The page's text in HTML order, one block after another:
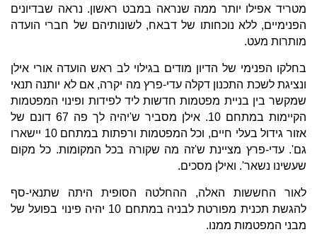
מטריד אפילו יותר ממה שנראה במבט ראשון. נראה שבדיונים
הפנימיים, ללא נוכחותו של דבאח, לשונותיהם של חברי הועדה
מותרות מעט.
בחלקו הפנימי של הדיון מודים בגילוי לב ראש הועדה אורי אילן
ונציגת לשכת התכנון דקלה עדי-פרץ מה יקרה, אם לא יותנה תנאי
שמקשר בין בניית מפטמות חדשות ליד לפידות ופינוי המפטמות
הקיימות במתחם 10. אילן מסביר ש'יהיה לך פה 67 דונם של
אזור גידול בעלי חיים, וכל המפטמות ורפתות במתחם 10 יישארו
גם'. עדי-פרץ מציינת ש'זה מה שקורה בכל המקומות. כל מקום
שעשינו נשאר'. ואילן מסכים.
לאור החששות האלה, ההחלטה הסופית היתה שתנאי-סף
להגשת תכנית מפורטת לבניה במתחם 10 יהיה פינוי בפועל של
מבני המפטמות ממנו.